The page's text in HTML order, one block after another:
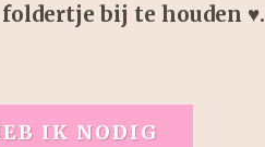
bij te houden ♥.
IK NODIG